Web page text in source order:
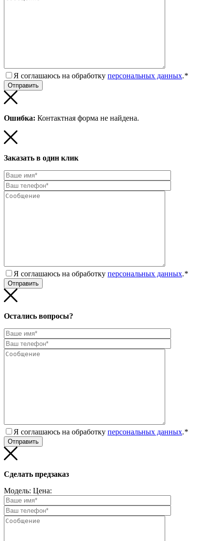
Я соглашаюсь на обработку персональных данных.*
Ошибка: Контактная форма не найдена.
Заказать в один клик
Я соглашаюсь на обработку персональных данных.*
Остались вопросы?
Я соглашаюсь на обработку персональных данных.*
Сделать предзаказ
Модель: Цена: